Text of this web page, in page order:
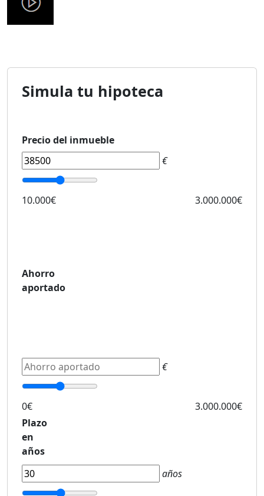
Simula tu hipoteca
Precio del inmueble
€
10.000€ 3.000.000€
Ahorro
aportado
€
0€
3.000.000€
Plazo
en
años
años